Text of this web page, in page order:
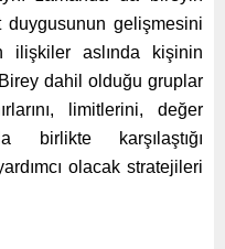
gelişmesini
ilişkiler aslında kişinin
dahil olduğu gruplar
limitlerini, değer
birlikte karşılaştığı
olacak stratejileri